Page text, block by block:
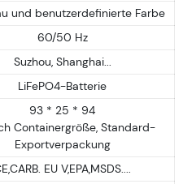
und benutzerdefinierte Farbe
60/50 Hz
Suzhou, Shanghai...
LiFePO4-Batterie
93 * 25 * 94
Containergröße, Standard-
Exportverpackung
EU V,EPA,MSDS....